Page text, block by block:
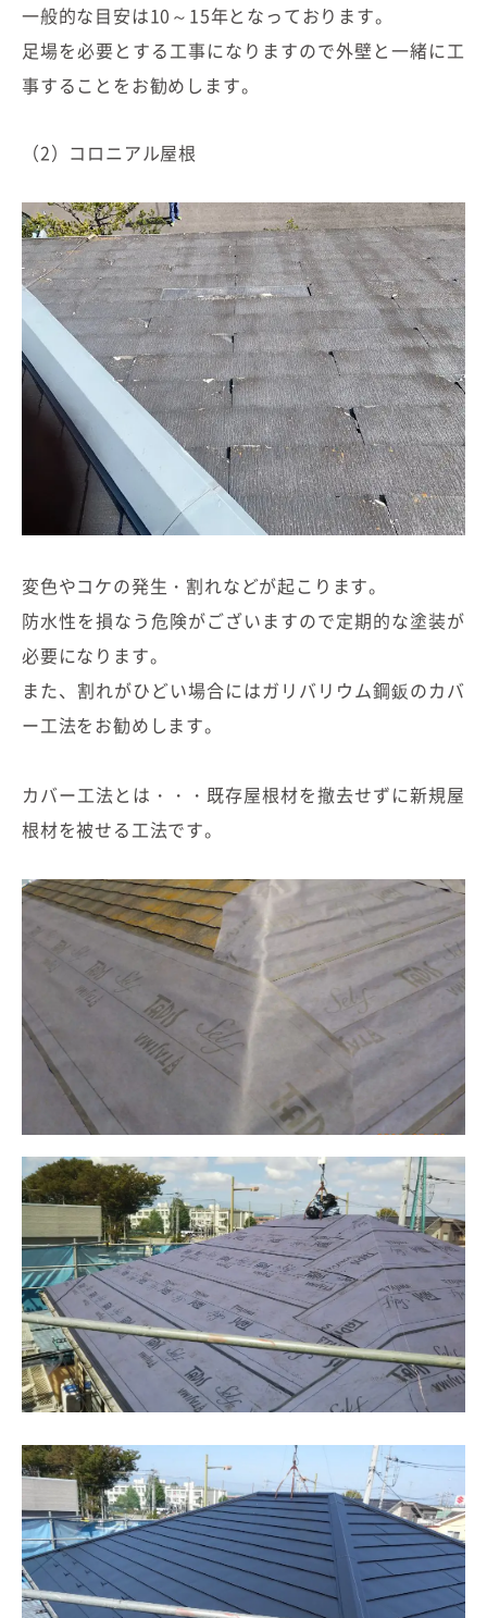
お電話での
0120-37-
一般的な目安は10～15年となっております。
足場を必要とする工事になりますので外壁と一緒に工
事することをお勧めします。
（2）コロニアル屋根
変色やコケの発生・割れなどが起こります。
防水性を損なう危険がございますので定期的な塗装が
必要になります。
また、割れがひどい場合にはガリバリウム鋼鈑のカバ
ー工法をお勧めします。
カバー工法とは・・・既存屋根材を撤去せずに新規屋
根材を被せる工法です。